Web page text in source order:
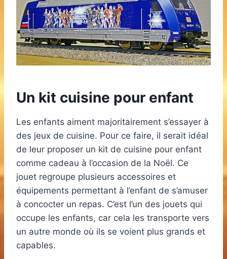
Un kit cuisine pour enfant
Les enfants aiment majoritairement s’essayer à
des jeux de cuisine. Pour ce faire, il serait idéal
de leur proposer un kit de cuisine pour enfant
comme cadeau à l’occasion de la Noël. Ce
jouet regroupe plusieurs accessoires et
équipements permettant à l’enfant de s’amuser
à concocter un repas. C’est l’un des jouets qui
occupe les enfants, car cela les transporte vers
un autre monde où ils se voient plus grands et
capables.